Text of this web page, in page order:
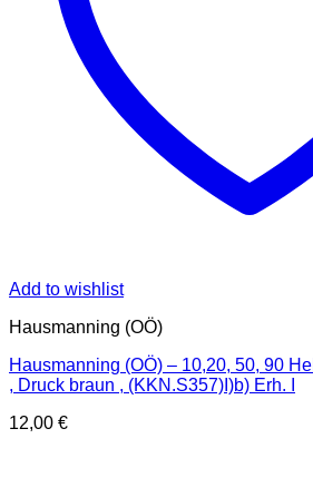
Add to wishlist
Hausmanning (OÖ)
Hausmanning (OÖ) – 10,20, 50, 90
, Druck braun , (KKN.S357)I)b) Erh. I
12,00 €